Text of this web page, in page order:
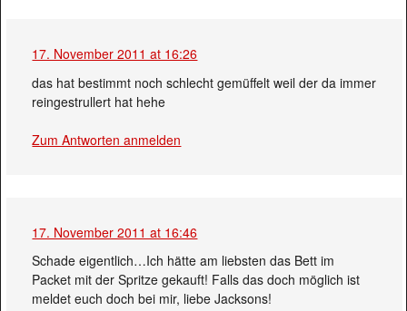
17. November 2011 at 16:26
das hat bestimmt noch schlecht gemüffelt weil der da immer
reingestrullert hat hehe
Zum Antworten anmelden
17. November 2011 at 16:46
Schade eigentlich…Ich hätte am liebsten das Bett im
Packet mit der Spritze gekauft! Falls das doch möglich ist
meldet euch doch bei mir, liebe Jacksons!